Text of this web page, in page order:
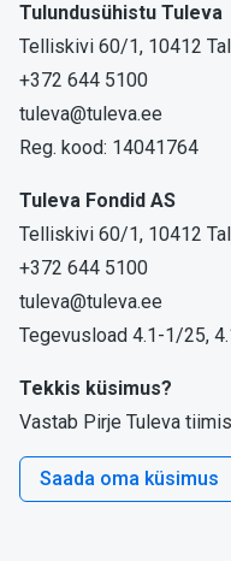
Tulundusühistu Tuleva
Telliskivi 60/1, 10412
+372 644 5100
tuleva@tuleva.ee
Reg. kood: 14041764
Tuleva Fondid AS
Telliskivi 60/1, 10412
+372 644 5100
tuleva@tuleva.ee
Tegevusload 4.1-1/25,
Tekkis küsimus?
Vastab Pirje Tuleva
Saada oma küsimus